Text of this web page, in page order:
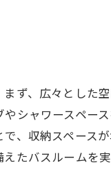
紹介
リット
り変更のポイント
ず、広々とした
シャワースペー
、収納スペース
たバスルームを実